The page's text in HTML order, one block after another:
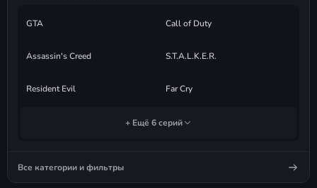
GTA Call of Duty
Assassin's Creed S.T.A.L.K.E.R.
Resident Evil Far Cry
+ Ещё 6 серий
Все категории и фильтры